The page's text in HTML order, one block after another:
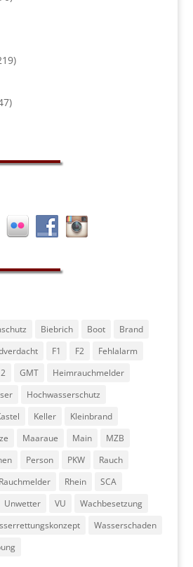
Biebrich Boot
Brand
F1 F2
Fehlalarm
GMT
Heimrauchmelder
Hochwasserschutz
Keller
Kleinbrand
Maaraue Main
MZB
Person PKW
Rauch
Rauchmelder Rhein
SCA
Unwetter VU
Wachbesetzung
Wasserschaden